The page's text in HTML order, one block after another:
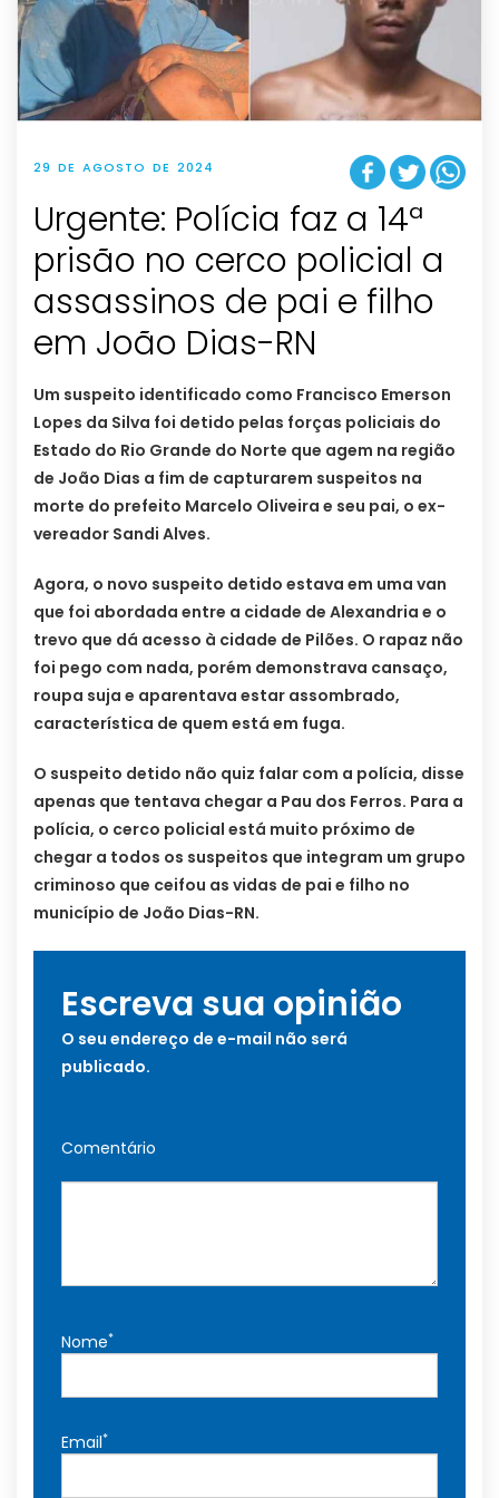
29 DE AGOSTO DE 2024
Urgente: Polícia faz a 14ª
prisão no cerco policial a
assassinos de pai e filho
em João Dias-RN
Um suspeito identificado como Francisco Emerson
Lopes da Silva foi detido pelas forças policiais do
Estado do Rio Grande do Norte que agem na região
de João Dias a fim de capturarem suspeitos na
morte do prefeito Marcelo Oliveira e seu pai, o ex-
vereador Sandi Alves.
Agora, o novo suspeito detido estava em uma van
que foi abordada entre a cidade de Alexandria e o
trevo que dá acesso à cidade de Pilões. O rapaz não
foi pego com nada, porém demonstrava cansaço,
roupa suja e aparentava estar assombrado,
característica de quem está em fuga.
O suspeito detido não quiz falar com a polícia, disse
apenas que tentava chegar a Pau dos Ferros. Para a
polícia, o cerco policial está muito próximo de
chegar a todos os suspeitos que integram um grupo
criminoso que ceifou as vidas de pai e filho no
município de João Dias-RN.
Escreva sua opinião
O seu endereço de e-mail não será
publicado.
Comentário
Nome*
Email*